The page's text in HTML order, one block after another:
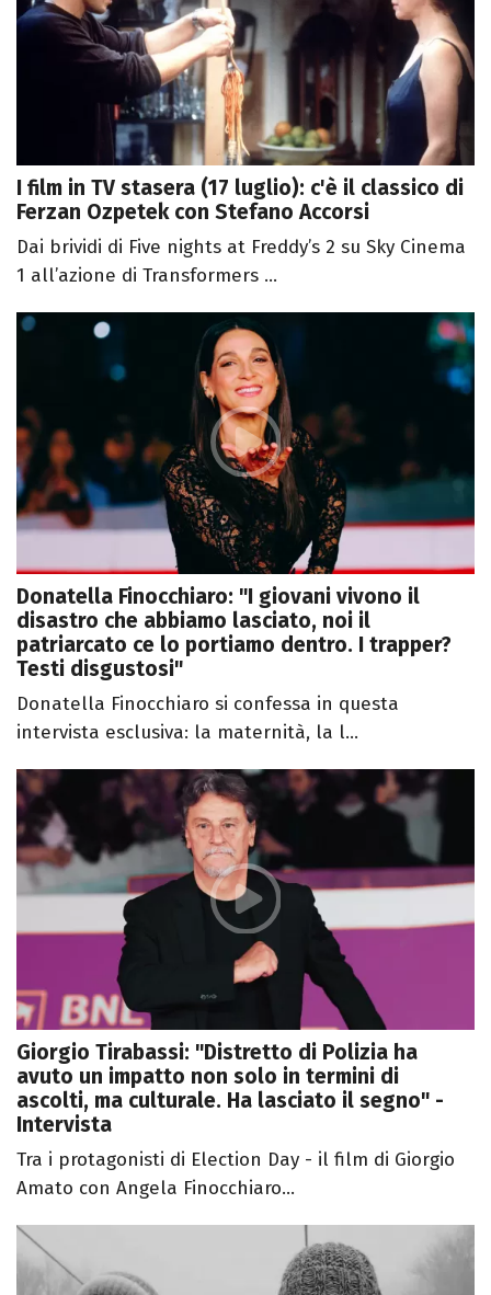
I film in TV stasera (17 luglio): c'è il classico di
Ferzan Ozpetek con Stefano Accorsi
Dai brividi di Five nights at Freddy’s 2 su Sky Cinema
1 all’azione di Transformers ...
Donatella Finocchiaro: "I giovani vivono il
disastro che abbiamo lasciato, noi il
patriarcato ce lo portiamo dentro. I trapper?
Testi disgustosi"
Donatella Finocchiaro si confessa in questa
intervista esclusiva: la maternità, la l...
Giorgio Tirabassi: "Distretto di Polizia ha
avuto un impatto non solo in termini di
ascolti, ma culturale. Ha lasciato il segno" -
Intervista
Tra i protagonisti di Election Day - il film di Giorgio
Amato con Angela Finocchiaro...